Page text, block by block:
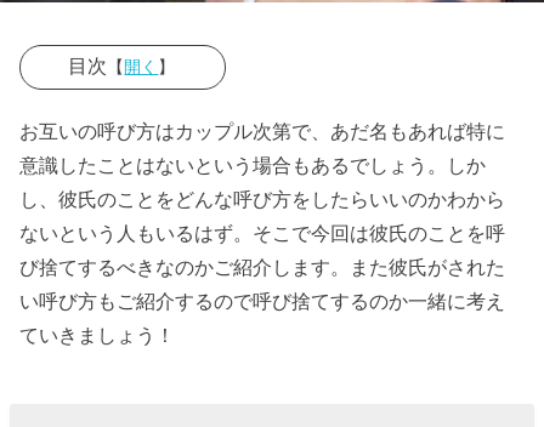
目次 【開く 】
› 彼氏の呼び方
に困った時は
どんな時？
» １、付
き合い
始めの
時
お互いの呼び方はカップル次第で、あだ名もあれば特に
意識したことはないという場合もあるでしょう。しか
し、彼氏のことをどんな呼び方をしたらいいのかわから
ないという人もいるはず。そこで今回は彼氏のことを呼
び捨てするべきなのかご紹介します。また彼氏がされた
い呼び方もご紹介するので呼び捨てするのか一緒に考え
ていきましょう！